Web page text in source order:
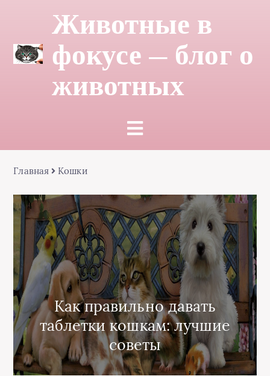
Животные в
фокусе — блог о
животных
Главная Кошки
Как правильно давать
таблетки кошкам: лучшие
советы